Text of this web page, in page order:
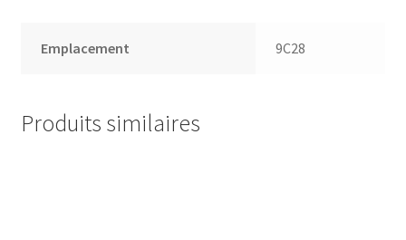
Emplacement 9C28
Produits similaires